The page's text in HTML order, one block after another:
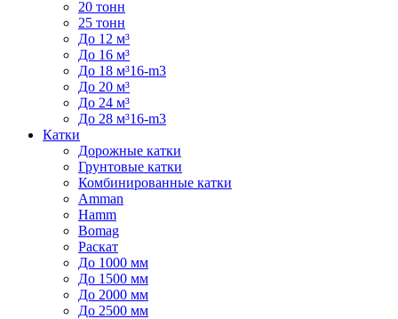
20 тонн
25 тонн
До 12 м³
До 16 м³
До 18 м³16-m3
До 20 м³
До 24 м³
До 28 м³16-m3
Катки
Дорожные катки
Грунтовые катки
Комбинированные катки
Amman
Hamm
Bomag
Раскат
До 1000 мм
До 1500 мм
До 2000 мм
До 2500 мм